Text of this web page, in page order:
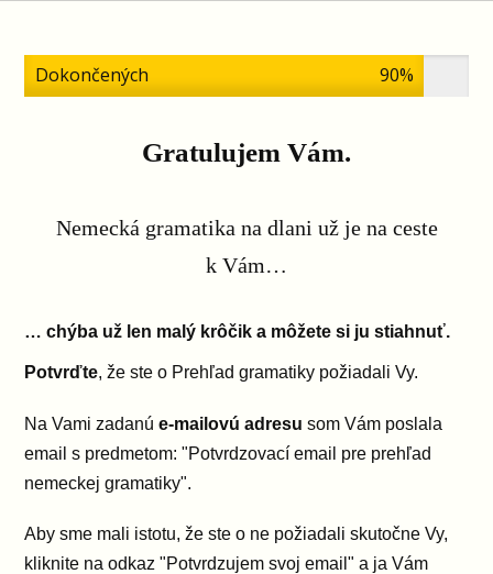
Dokončených 90%
Gratulujem Vám.
Nemecká gramatika na dlani už je na ceste
k Vám…
… chýba už len malý krôčik a môžete si ju stiahnuť.
Potvrďte, že ste o Prehľad gramatiky požiadali Vy.
Na Vami zadanúe-mailovú adresu som Vám poslala
email s predmetom: "Potvrdzovací email pre prehľad
nemeckej gramatiky".
Aby sme mali istotu, že ste o ne požiadali skutočne Vy,
kliknite na odkaz "Potvrdzujem svoj email" a ja Vám